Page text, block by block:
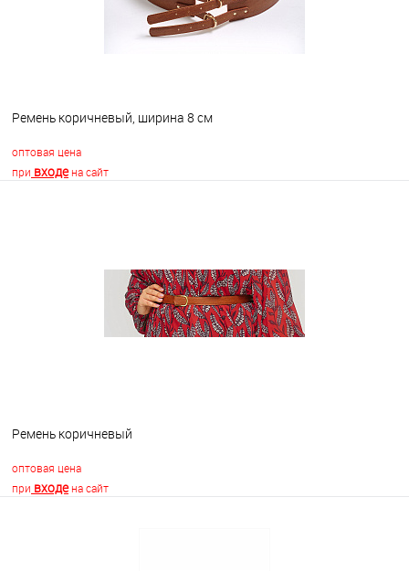
Ремень коричневый, ширина 8 см
оптовая цена
при входена сайт
В наличии
Ремень коричневый
оптовая цена
при входена сайт